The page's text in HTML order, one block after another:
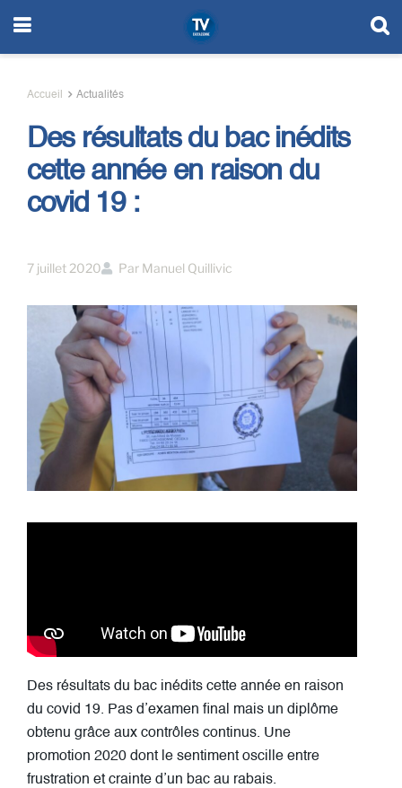
Accueil Actualités
Des résultats du bac inédits
cette année en raison du
covid 19 :
7 juillet 2020 Par Manuel Quillivic
Des résultats du bac inédits cette année en raison
du covid 19. Pas d’examen final mais un diplôme
obtenu grâce aux contrôles continus. Une
promotion 2020 dont le sentiment oscille entre
frustration et crainte d’un bac au rabais.